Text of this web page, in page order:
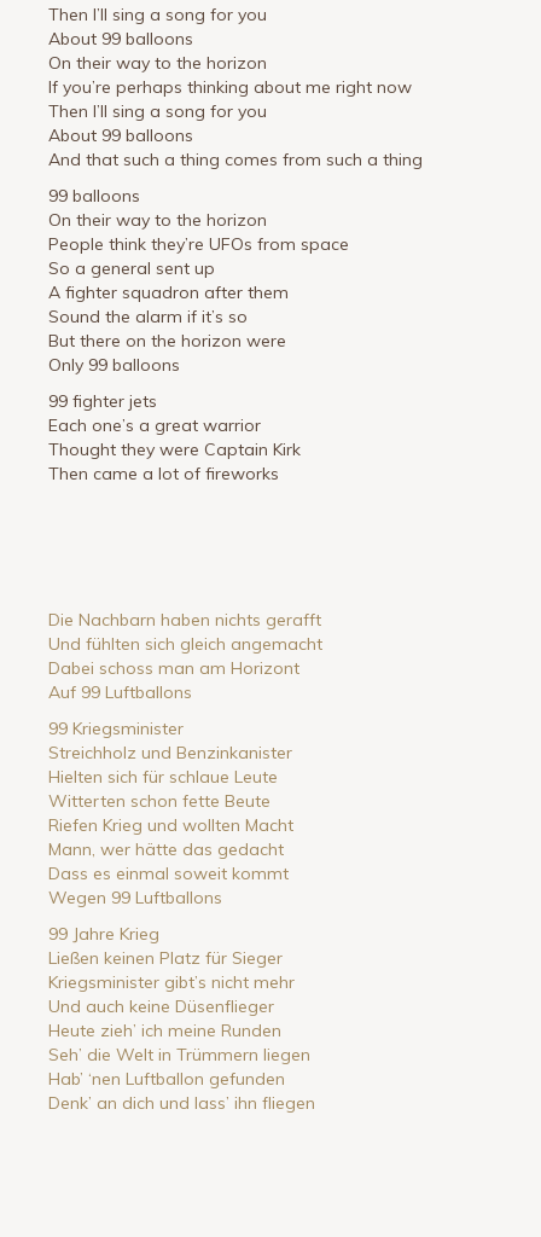
Then I’ll sing a song for you
About 99 balloons
On their way to the horizon
If you’re perhaps thinking about me right now
Then I’ll sing a song for you
About 99 balloons
And that such a thing comes from such a thing
99 balloons
On their way to the horizon
People think they’re UFOs from space
So a general sent up
A fighter squadron after them
Sound the alarm if it’s so
But there on the horizon were
Only 99 balloons
99 fighter jets
Each one’s a great warrior
Thought they were Captain Kirk
Then came a lot of fireworks
Die Nachbarn haben nichts gerafft
Und fühlten sich gleich angemacht
Dabei schoss man am Horizont
Auf 99 Luftballons
99 Kriegsminister
Streichholz und Benzinkanister
Hielten sich für schlaue Leute
Witterten schon fette Beute
Riefen Krieg und wollten Macht
Mann, wer hätte das gedacht
Dass es einmal soweit kommt
Wegen 99 Luftballons
99 Jahre Krieg
Ließen keinen Platz für Sieger
Kriegsminister gibt’s nicht mehr
Und auch keine Düsenflieger
Heute zieh’ ich meine Runden
Seh’ die Welt in Trümmern liegen
Hab’ ‘nen Luftballon gefunden
Denk’ an dich und lass’ ihn fliegen